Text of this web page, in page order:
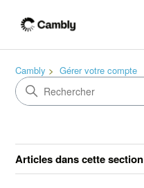
Cambly Gérer votre compte
Articles dans cette section